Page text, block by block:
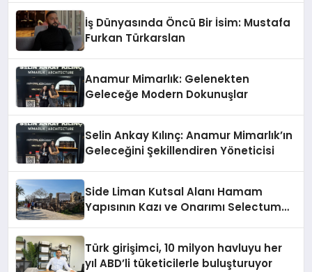
İş Dünyasında Öncü Bir İsim: Mustafa
Furkan Türkarslan
Anamur Mimarlık: Gelenekten
Geleceğe Modern Dokunuşlar
Selin Ankay Kılınç: Anamur Mimarlık’ın
Geleceğini Şekillendiren Yöneticisi
Side Liman Kutsal Alanı Hamam
Yapısının Kazı ve Onarımı Selectum
Türk girişimci, 10 milyon havluyu her
yıl ABD’li tüketicilerle buluşturuyor